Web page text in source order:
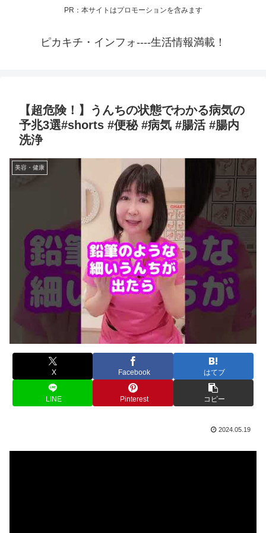
PR：本サイトはプロモーションを含みます
ピカキチ・インフォ----生活情報満載！
【超危険！】うんちの状態でわかる病気の
予兆3選#shorts #便秘 #病気 #腸活 #腸内
洗浄
美容・健康
X Facebook はてブ
LINE Pinterest コピー
2024.05.19